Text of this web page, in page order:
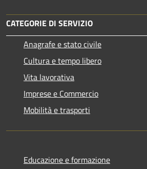
CATEGORIE DI SERVIZIO
Anagrafe e stato civile
Cultura e tempo libero
Vita lavorativa
Imprese e Commercio
Mobilità e trasporti
Educazione e formazione